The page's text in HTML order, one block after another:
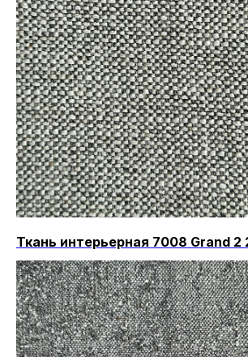
Ткань интерьерная 7008 Grand 2